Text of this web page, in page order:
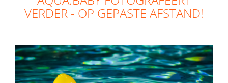
VERDER - OP GEPASTE AFSTAND!